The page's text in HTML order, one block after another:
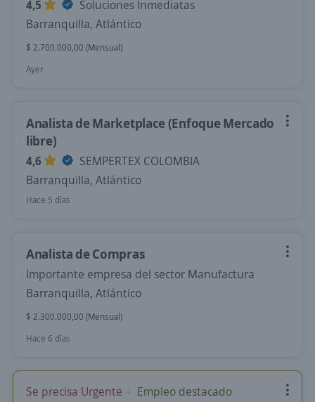
4,5
Soluciones Inmediatas
Barranquilla, Atlántico
$ 2.700.000,00 (Mensual)
Ayer
Analista de Marketplace (Enfoque Mercado
libre)
4,6
SEMPERTEX COLOMBIA
Barranquilla, Atlántico
Hace 5 días
Analista de Compras
Importante empresa del sector Manufactura
Barranquilla, Atlántico
$ 2.300.000,00 (Mensual)
Hace 6 días
Se precisa Urgente Empleo destacado